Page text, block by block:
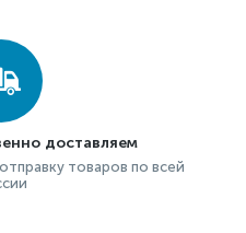
доставляем
товаров по всей